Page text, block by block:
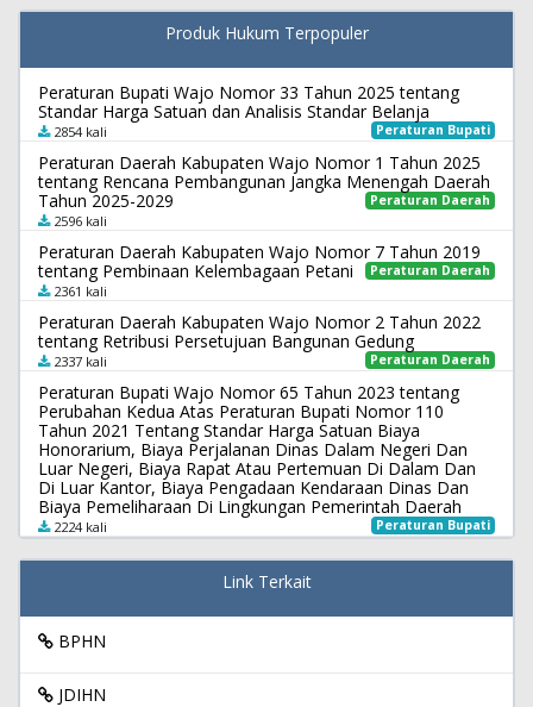
Produk Hukum Terpopuler
Peraturan Bupati Wajo Nomor 33 Tahun 2025 tentang
Standar Harga Satuan dan Analisis Standar Belanja
Peraturan Bupati
2854 kali
Peraturan Daerah Kabupaten Wajo Nomor 1 Tahun 2025
tentang Rencana Pembangunan Jangka Menengah Daerah
Tahun 2025-2029
Peraturan Daerah
2596 kali
Peraturan Daerah Kabupaten Wajo Nomor 7 Tahun 2019
tentang Pembinaan Kelembagaan Petani
Peraturan Daerah
2361 kali
Peraturan Daerah Kabupaten Wajo Nomor 2 Tahun 2022
tentang Retribusi Persetujuan Bangunan Gedung
Peraturan Daerah
2337 kali
Peraturan Bupati Wajo Nomor 65 Tahun 2023 tentang
Perubahan Kedua Atas Peraturan Bupati Nomor 110
Tahun 2021 Tentang Standar Harga Satuan Biaya
Honorarium, Biaya Perjalanan Dinas Dalam Negeri Dan
Luar Negeri, Biaya Rapat Atau Pertemuan Di Dalam Dan
Di Luar Kantor, Biaya Pengadaan Kendaraan Dinas Dan
Biaya Pemeliharaan Di Lingkungan Pemerintah Daerah
Peraturan Bupati
2224 kali
Link Terkait
BPHN
JDIHN